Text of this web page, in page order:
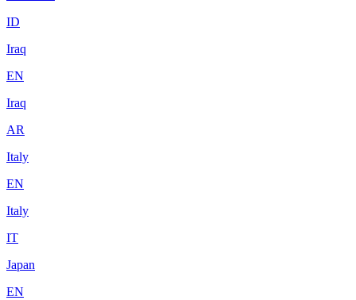
ID
Iraq
EN
Iraq
AR
Italy
EN
Italy
IT
Japan
EN